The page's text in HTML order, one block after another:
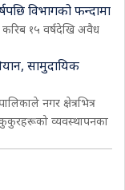
विभागको फन्दामा
करिब १५ वर्षदेखि अवैध
सामुदायिक
नगर क्षेत्रभित्र
कुकुरहरूको व्यवस्थापनका